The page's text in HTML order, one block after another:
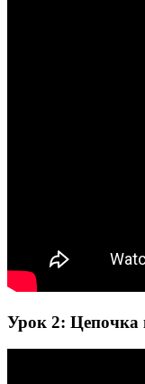
Урок 2: Цепочка